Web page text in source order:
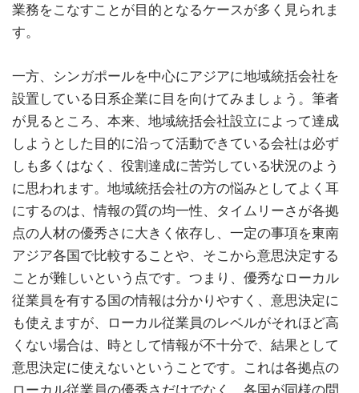
業務をこなすことが目的となるケースが多く見られま
す。
一方、シンガポールを中心にアジアに地域統括会社を
設置している日系企業に目を向けてみましょう。筆者
が見るところ、本来、地域統括会社設立によって達成
しようとした目的に沿って活動できている会社は必ず
しも多くはなく、役割達成に苦労している状況のよう
に思われます。地域統括会社の方の悩みとしてよく耳
にするのは、情報の質の均一性、タイムリーさが各拠
点の人材の優秀さに大きく依存し、一定の事項を東南
アジア各国で比較することや、そこから意思決定する
ことが難しいという点です。つまり、優秀なローカル
従業員を有する国の情報は分かりやすく、意思決定に
も使えますが、ローカル従業員のレベルがそれほど高
くない場合は、時として情報が不十分で、結果として
意思決定に使えないということです。これは各拠点の
ローカル従業員の優秀さだけでなく、各国が同様の問